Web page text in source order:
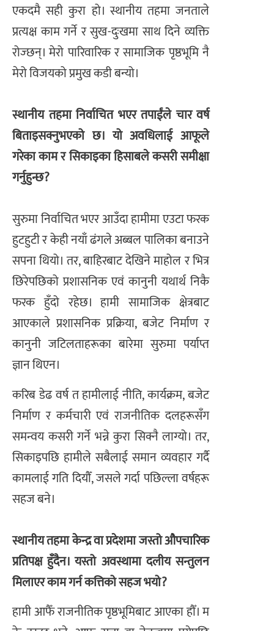
एकदमै सही कुरा हो। स्थानीय तहमा जनताले
प्रत्यक्ष काम गर्ने र सुख-दुःखमा साथ दिने व्यक्ति
रोज्छन्। मेरो पारिवारिक र सामाजिक पृष्ठभूमि नै
मेरो विजयको प्रमुख कडी बन्यो।
स्थानीय तहमा निर्वाचित भएर तपाईंले चार वर्ष
बिताइसक्नुभएको छ। यो अवधिलाई आफूले
गरेका काम र सिकाइका हिसाबले कसरी समीक्षा
गर्नुहुन्छ?
सुरुमा निर्वाचित भएर आउँदा हामीमा एउटा फरक
हुटहुटी र केही नयाँ ढंगले अब्बल पालिका बनाउने
सपना थियो। तर, बाहिरबाट देखिने माहोल र भित्र
छिरेपछिको प्रशासनिक एवं कानुनी यथार्थ निकै
फरक हुँदो रहेछ। हामी सामाजिक क्षेत्रबाट
आएकाले प्रशासनिक प्रक्रिया, बजेट निर्माण र
कानुनी जटिलताहरूका बारेमा सुरुमा पर्याप्त
ज्ञान थिएन।
करिब डेढ वर्ष त हामीलाई नीति, कार्यक्रम, बजेट
निर्माण र कर्मचारी एवं राजनीतिक दलहरूसँग
समन्वय कसरी गर्ने भन्ने कुरा सिक्नै लाग्यो। तर,
सिकाइपछि हामीले सबैलाई समान व्यवहार गर्दै
कामलाई गति दियौँ, जसले गर्दा पछिल्ला वर्षहरू
सहज बने।
स्थानीय तहमा केन्द्र वा प्रदेशमा जस्तो औपचारिक
प्रतिपक्ष हुँदैन। यस्तो अवस्थामा दलीय सन्तुलन
मिलाएर काम गर्न कत्तिको सहज भयो?
हामी आफैँ राजनीतिक पृष्ठभूमिबाट आएका हौँ। म